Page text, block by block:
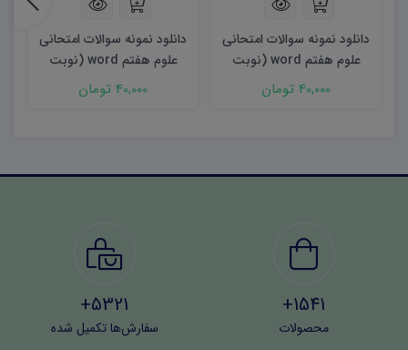
دانلود نمونه سوالات امتحانی
علوم هفتم word (نوبت
دوم) ۱۴۰۳
40,000 تومان
دانلود نمونه سوالات امتحانی
علوم هفتم word (نوبت
اول) ۱۴۰۲
40,000 تومان
1541+
محصولات
5321+
سفارش‌ها تکمیل شده